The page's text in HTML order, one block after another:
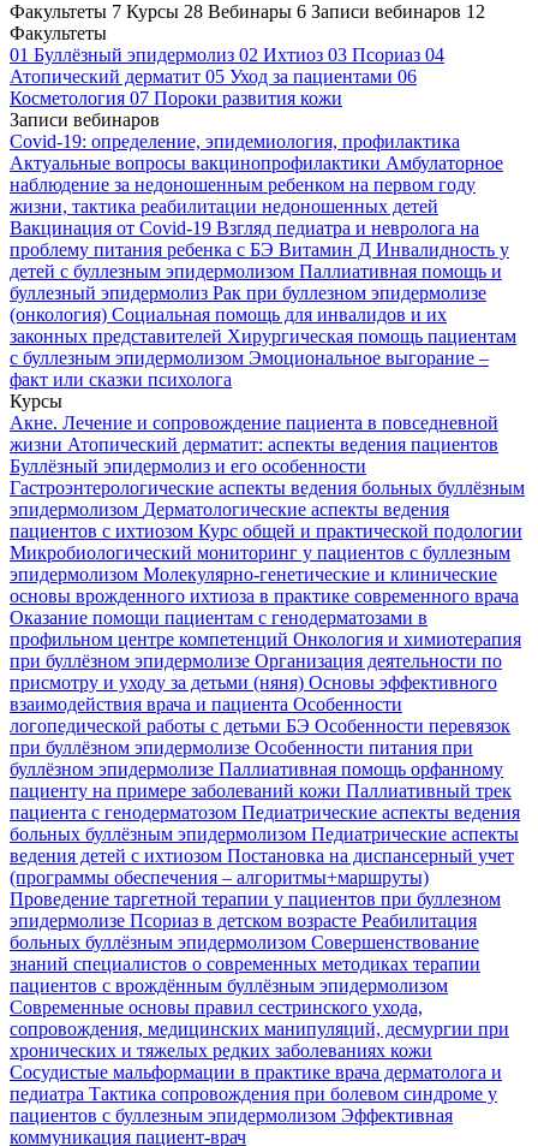
Факультеты 7 Курсы 28 Вебинары 6 Записи вебинаров 12
Факультеты
01 Буллёзный эпидермолиз 02 Ихтиоз 03 Псориаз 04
Атопический дерматит 05 Уход за пациентами 06
Косметология 07 Пороки развития кожи
Записи вебинаров
Covid-19: определение, эпидемиология, профилактика
Актуальные вопросы вакцинопрофилактики Амбулаторное
наблюдение за недоношенным ребенком на первом году
жизни, тактика реабилитации недоношенных детей
Вакцинация от Covid-19 Взгляд педиатра и невролога на
проблему питания ребенка с БЭ Витамин Д Инвалидность у
детей с буллезным эпидермолизом Паллиативная помощь и
буллезный эпидермолиз Рак при буллезном эпидермолизе
(онкология) Социальная помощь для инвалидов и их
законных представителей Хирургическая помощь пациентам
с буллезным эпидермолизом Эмоциональное выгорание –
факт или сказки психолога
Курсы
Акне. Лечение и сопровождение пациента в повседневной
жизни Атопический дерматит: аспекты ведения пациентов
Буллёзный эпидермолиз и его особенности
Гастроэнтерологические аспекты ведения больных буллёзным
эпидермолизом Дерматологические аспекты ведения
пациентов с ихтиозом Курс общей и практической подологии
Микробиологический мониторинг у пациентов с буллезным
эпидермолизом Молекулярно-генетические и клинические
основы врожденного ихтиоза в практике современного врача
Оказание помощи пациентам с генодерматозами в
профильном центре компетенций Онкология и химиотерапия
при буллёзном эпидермолизе Организация деятельности по
присмотру и уходу за детьми (няня) Основы эффективного
взаимодействия врача и пациента Особенности
логопедической работы с детьми БЭ Особенности перевязок
при буллёзном эпидермолизе Особенности питания при
буллёзном эпидермолизе Паллиативная помощь орфанному
пациенту на примере заболеваний кожи Паллиативный трек
пациента с генодерматозом Педиатрические аспекты ведения
больных буллёзным эпидермолизом Педиатрические аспекты
ведения детей с ихтиозом Постановка на диспансерный учет
(программы обеспечения – алгоритмы+маршруты)
Проведение таргетной терапии у пациентов при буллезном
эпидермолизе Псориаз в детском возрасте Реабилитация
больных буллёзным эпидермолизом Совершенствование
знаний специалистов о современных методиках терапии
пациентов с врождённым буллёзным эпидермолизом
Современные основы правил сестринского ухода,
сопровождения, медицинских манипуляций, десмургии при
хронических и тяжелых редких заболеваниях кожи
Сосудистые мальформации в практике врача дерматолога и
педиатра Тактика сопровождения при болевом синдроме у
пациентов с буллезным эпидермолизом Эффективная
коммуникация пациент-врач